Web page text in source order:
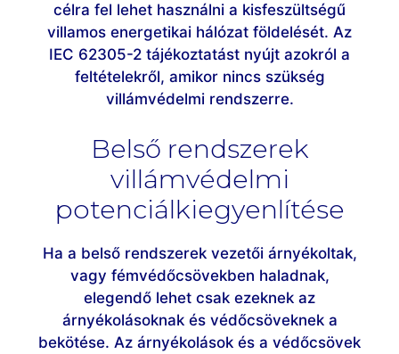
célra fel lehet használni a kisfeszültségű
villamos energetikai hálózat földelését. Az
IEC 62305-2 tájékoztatást nyújt azokról a
feltételekről, amikor nincs szükség
villámvédelmi rendszerre.
Belső rendszerek
villámvédelmi
potenciálkiegyenlítése
Ha a belső rendszerek vezetői árnyékoltak,
vagy fémvédőcsövekben haladnak,
elegendő lehet csak ezeknek az
árnyékolásoknak és védőcsöveknek a
bekötése. Az árnyékolások és a védőcsövek